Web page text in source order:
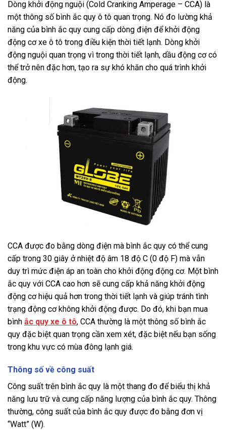
Dòng khởi động nguội (Cold Cranking Amperage – CCA) là
một thông số bình ắc quy ô tô quan trọng. Nó đo lường khả
năng của bình ắc quy cung cấp dòng điện để khởi động
động cơ xe ô tô trong điều kiện thời tiết lạnh. Dòng khởi
động nguội quan trọng vì trong thời tiết lạnh, dầu động cơ có
thể trở nên đặc hơn, tạo ra sự khó khăn cho quá trình khởi
động.
CCA được đo bằng dòng điện mà bình ắc quy có thể cung
cấp trong 30 giây ở nhiệt độ âm 18 độ C (0 độ F) mà vẫn
duy trì mức điện áp an toàn cho khởi động động cơ. Một bình
ắc quy với CCA cao hơn sẽ cung cấp khả năng khởi động
động cơ hiệu quả hơn trong thời tiết lạnh và giúp tránh tình
trạng động cơ không khởi động được. Do đó, khi bạn mua
bình ắc quy xe ô tô, CCA thường là một thông số bình ắc
quy đặc biệt quan trọng cần xem xét, đặc biệt nếu bạn sống
trong khu vực có mùa đông lạnh giá.
Thông số về công suất
Công suất trên bình ắc quy là một thang đo để biểu thị khả
năng lưu trữ và cung cấp năng lượng của bình ắc quy. Thông
thường, công suất của bình ắc quy được đo bằng đơn vị
“Watt” (W).